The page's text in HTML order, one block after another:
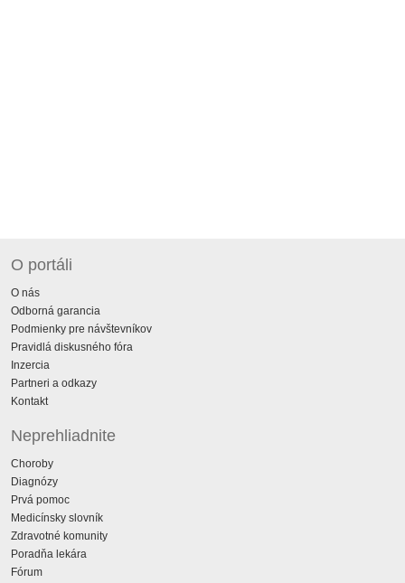
O portáli
O nás
Odborná garancia
Podmienky pre návštevníkov
Pravidlá diskusného fóra
Inzercia
Partneri a odkazy
Kontakt
Neprehliadnite
Choroby
Diagnózy
Prvá pomoc
Medicínsky slovník
Zdravotné komunity
Poradňa lekára
Fórum